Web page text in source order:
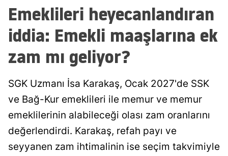
Emeklileri heyecanlandıran
iddia: Emekli maaşlarına ek
zam mı geliyor?
SGK Uzmanı İsa Karakaş, Ocak 2027'de SSK
ve Bağ-Kur emeklileri ile memur ve memur
emeklilerinin alabileceği olası zam oranlarını
değerlendirdi. Karakaş, refah payı ve
seyyanen zam ihtimalinin ise seçim takvimiyle